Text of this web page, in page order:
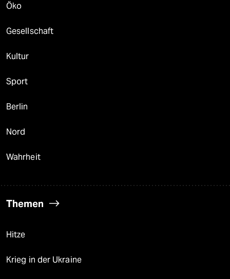
Öko
Gesellschaft
Kultur
Sport
Berlin
Nord
Wahrheit
Themen
Hitze
Krieg in der Ukraine